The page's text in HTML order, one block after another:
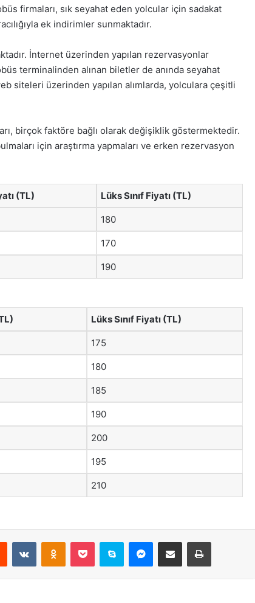
firmaları, sık seyahat eden yolcular için sadakat
ek indirimler sunmaktadır.
İnternet üzerinden yapılan rezervasyonlar
terminalinden alınan biletler de anında seyahat
siteleri üzerinden yapılan alımlarda, yolculara çeşitli
birçok faktöre bağlı olarak değişiklik göstermektedir.
için araştırma yapmaları ve erken rezervasyon
(TL) Lüks Sınıf Fiyatı (TL)
180
170
190
Lüks Sınıf Fiyatı (TL)
175
180
185
190
200
195
210
Reddit VKontakteOdnoklassniki
Pocket Skype Messenger
E-Posta ile paylaş Yazdır